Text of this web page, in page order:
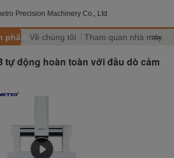
Precision Machinery Co., Ltd
phẩm Về chúng tôi Tham quan nhà máy
>>
tự động hoàn toàn với đầu dò cảm